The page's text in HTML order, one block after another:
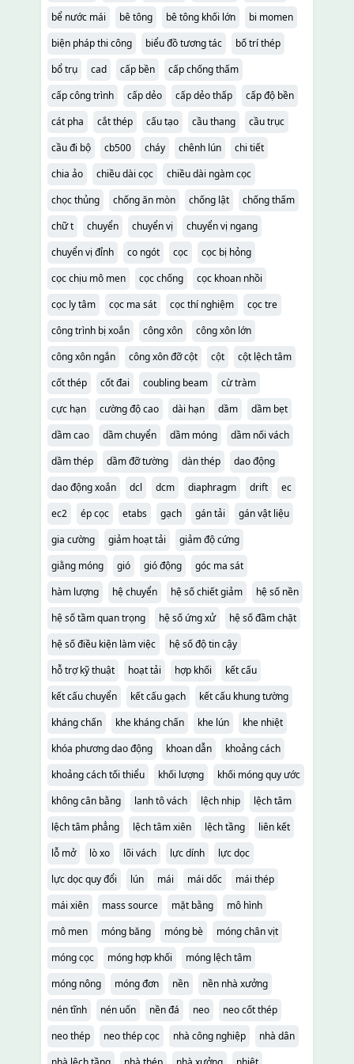
bể nước mái
bê tông bê tông khối lớn
bi momen
biện pháp thi công
biểu đồ tương tác
bố trí thép
bổ trụ
cad cấp bền
cấp chống thấm
cấp công trình
cấp dẻo cấp dẻo thấp
cấp độ bền
cát pha
cắt thép cấu tạo cầu thang
cầu trục
cầu đi bộ
cb500 cháy chênh lún
chi tiết
chia ảo
chiều dài cọc
chiều dài ngàm cọc
chọc thủng
chống ăn mòn chống lật
chống thấm
chữ t
chuyển chuyển vị
chuyển vị ngang
chuyển vị đỉnh
co ngót cọc
cọc bị hỏng
cọc chịu mô men
cọc chống
cọc khoan nhồi
cọc ly tâm
cọc ma sát cọc thí nghiệm
cọc tre
công trình bị xoắn
công xôn
công xôn lớn
công xôn ngắn
công xôn đỡ cột cột
cột lệch tâm
cốt thép
cốt đai coubling beam
cừ tràm
cực hạn
cường độ cao dài hạn dầm
dầm bẹt
dầm cao
dầm chuyển dầm móng
dầm nối vách
dầm thép
dầm đỡ tường dàn thép
dao động
dao động xoắn
dcl dcm diaphragm drift
ec
ec2
ép cọc etabs gạch gán tải
gán vật liệu
gia cường
giảm hoạt tải
giảm độ cứng
giằng móng
gió gió động
góc ma sát
hàm lượng
hệ chuyển hệ số chiết giảm
hệ số nền
hệ số tầm quan trọng
hệ số ứng xử
hệ số đầm chặt
hệ số điều kiện làm việc
hệ số độ tin cậy
hỗ trợ kỹ thuật
hoạt tải hợp khối
kết cấu
kết cấu chuyển
kết cấu gạch
kết cấu khung tường
kháng chấn
khe kháng chấn khe lún
khe nhiệt
khóa phương dao động
khoan dẫn
khoảng cách
khoảng cách tối thiểu
khối lượng
khối móng quy ước
không cân bằng
lanh tô vách lệch nhịp
lệch tâm
lệch tâm phẳng
lệch tâm xiên lệch tầng
liên kết
lỗ mở
lò xo lõi vách lực dính
lực dọc
lực dọc quy đổi
lún mái mái dốc
mái thép
mái xiên
mass source mặt bằng
mô hình
mô men
móng băng móng bè
móng chân vịt
móng cọc
móng hợp khối
móng lệch tâm
móng nông
móng đơn nền
nền nhà xưởng
nén tĩnh
nén uốn nền đá neo
neo cốt thép
neo thép
neo thép cọc nhà công nghiệp
nhà dân